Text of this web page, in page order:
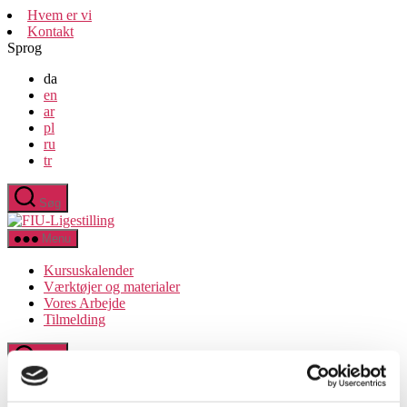
Spring
til
indholdet
Hvem er vi
Kontakt
Sprog
da
en
ar
pl
ru
tr
Søg
FIU-
Menu
Kursuskalender
Værktøjer og materialer
Vores Arbejde
Tilmelding
Søg
Søg
Luk